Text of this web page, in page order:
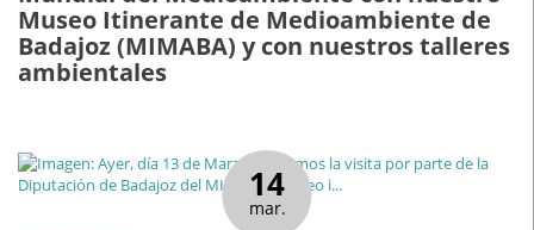
Museo Itinerante de Medioambiente de
Badajoz (MIMABA) y con nuestros talleres
ambientales
14
mar.